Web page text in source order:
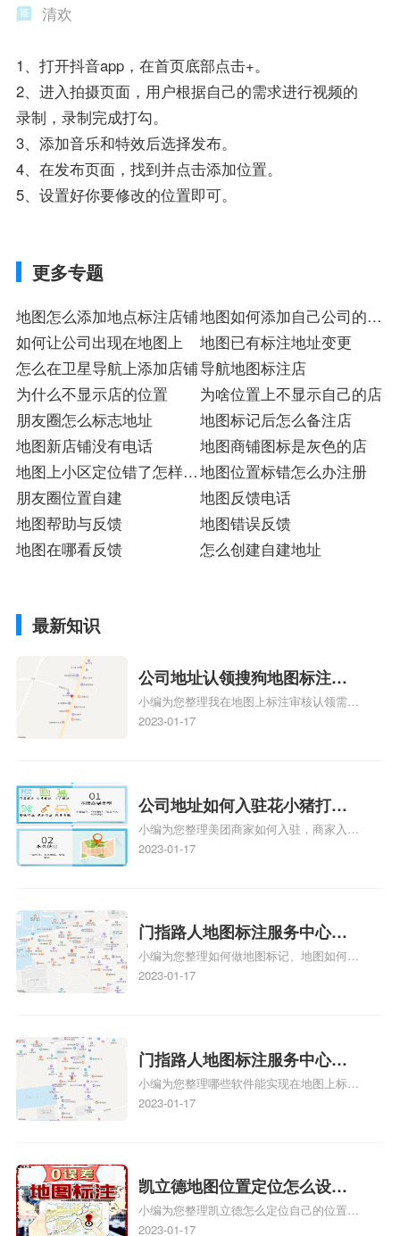
清欢
1、打开抖音app，在首页底部点击+。
2、进入拍摄页面，用户根据自己的需求进行视频的
录制，录制完成打勾。
3、添加音乐和特效后选择发布。
4、在发布页面，找到并点击添加位置。
5、设置好你要修改的位置即可。
更多专题
地图怎么添加地点标注店铺地图如何添加自己公司的地
址
如何让公司出现在地图上
地图已有标注地址变更
怎么在卫星导航上添加店铺导航地图标注店
为什么不显示店的位置
为啥位置上不显示自己的店
朋友圈怎么标志地址
地图标记后怎么备注店
地图新店铺没有电话
地图商铺图标是灰色的店
地图上小区定位错了怎样修
改
地图位置标错怎么办注册
朋友圈位置自建
地图反馈电话
地图帮助与反馈
地图错误反馈
地图在哪看反馈
怎么创建自建地址
最新知识
公司地址认领搜狗地图标注多
久审核？公司地址认领地图标
注多久审核？
小编为您整理我在地图上标注审核认领需要
多久、我在地图上标注审核认领需要多久
情可查看下方正文！
2023-01-17
公司地址如何入驻花小猪打车
地图标记？指路人地图标注服
务中心铺如何入驻花小猪打车
小编为您整理美团商家如何入驻，商家入驻
教程、商家如何入驻地图、如何入驻地:、
2023-01-17
门指路人地图标注服务中心如
何做花小猪打车地图位置标
记？门指路人地图标注服务中
小编为您整理如何做地图标记、地图如何做
标记、so搜街景中如何做标记、360e启花贷
关地图标注知识，详情可查看下方正文！
2023-01-17
门指路人地图标注服务中心地
图位置地址标记？门指路人地
图标注服务中心苹果地图位置
小编为您整理哪些软件能实现在地图上标记
门指路人地图标注服务中心位置、门指路人
门指路人地图标注服务中心地址标注上地图
怎么弄相关地图标注知识，详情可查看下方
正文！
2023-01-17
凯立德地图位置定位怎么设置
自己的指路人地图标注服务中
小编为您整理凯立德怎么定位自己的位置
啊、手机凯立德地图定位怎么设置往上走、
2023-01-17